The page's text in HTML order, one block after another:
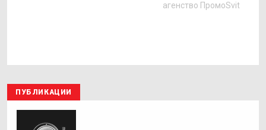
агенство ПромоSvit
ПУБЛИКАЦИИ